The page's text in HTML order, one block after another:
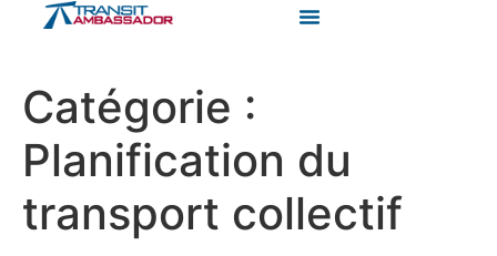
Catégorie :
Planification du
transport collectif